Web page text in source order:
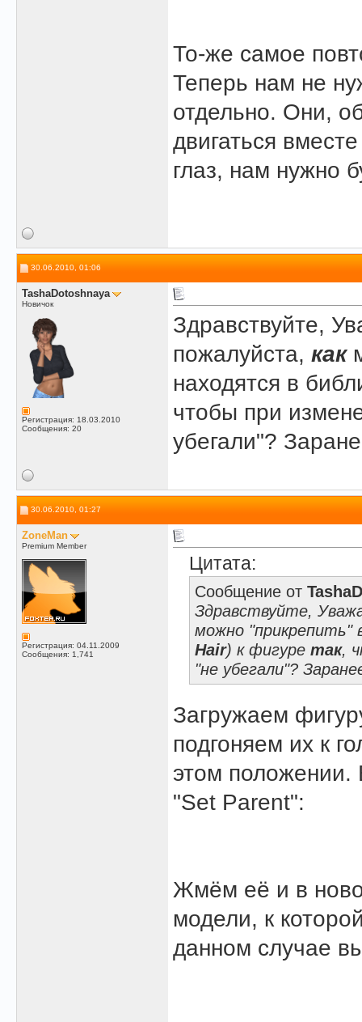
То-же самое
Теперь нам не
отдельно. Они,
двигаться
глаз, нам нужно
30.06.2010, 01:06
TashaDotoshnaya
Новичок
Регистрация: 18.03.2010
Сообщения: 20
Здравствуйте,
пожалуйста, как
находятся в
чтобы при
убегали"?
30.06.2010, 01:27
ZoneMan
Premium Member
Регистрация: 04.11.2009
Сообщения: 1,741
Цитата:
Сообщение от
Здравствуйте,
можно "прикрепить"
Hair) к фигуре так,
"не убегали"?
Загружаем
подгоняем их к
этом положении.
"Set Parent":
Жмём её и в
модели, к
данном случае